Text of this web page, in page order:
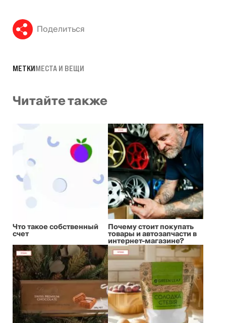
Поделиться
МЕТКИМЕСТА И ВЕЩИ
Читайте также
Что такое собственный
счет
Почему стоит покупать
товары и автозапчасти в
интернет-магазине?